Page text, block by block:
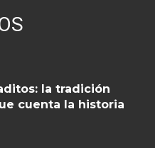
la tradición
cuenta la historia